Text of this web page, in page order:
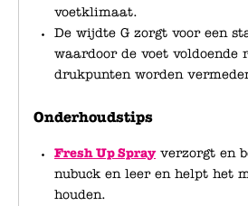
voetklimaat.
De wijdte G zorgt voor een
waardoor de voet
drukpunten worden
Onderhoudstips
Fresh Up Sprayverzorgt en
nubuck en leer en helpt het
houden.